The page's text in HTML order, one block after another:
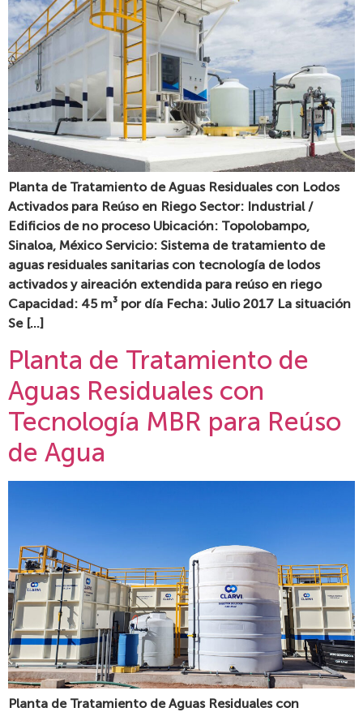
Planta de Tratamiento de Aguas Residuales con Lodos
Activados para Reúso en Riego Sector: Industrial /
Edificios de no proceso Ubicación: Topolobampo,
Sinaloa, México Servicio: Sistema de tratamiento de
aguas residuales sanitarias con tecnología de lodos
activados y aireación extendida para reúso en riego
Capacidad: 45 m³ por día Fecha: Julio 2017 La situación
Se […]
Planta de Tratamiento de
Aguas Residuales con
Tecnología MBR para Reúso
de Agua
Planta de Tratamiento de Aguas Residuales con